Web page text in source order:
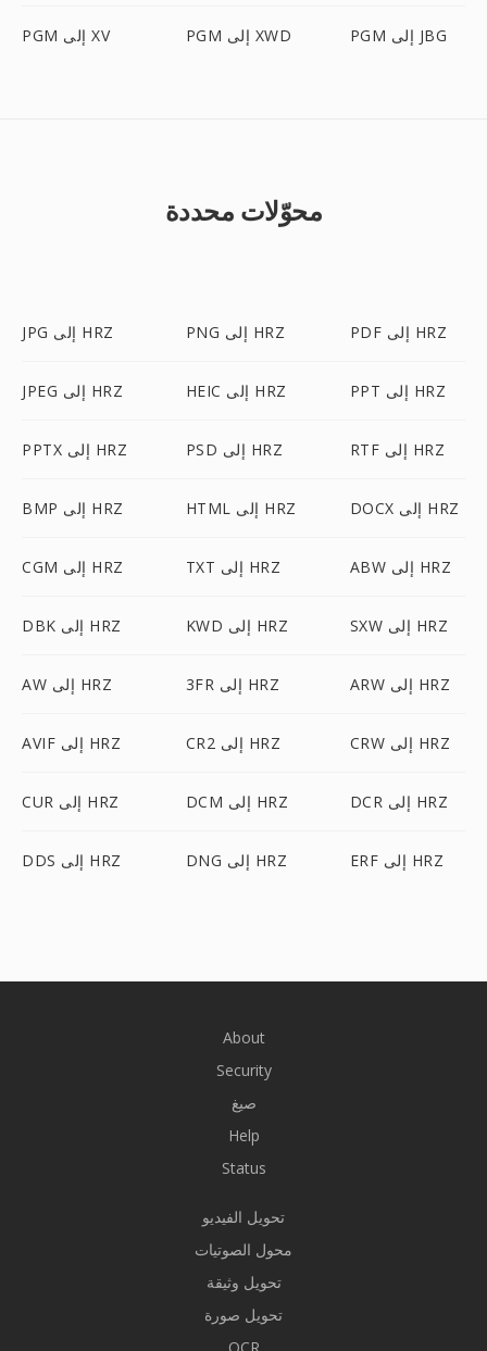
PGM إلى XV PGM إلى XWD PGM إلى JBG
محوّلات محددة
JPG إلى HRZ PNG إلى HRZ PDF إلى HRZ
JPEG إلى HRZ HEIC إلى HRZ PPT إلى HRZ
PPTX إلى HRZ PSD إلى HRZ RTF إلى HRZ
BMP إلى HRZ HTML إلى HRZ DOCX إلى HRZ
CGM إلى HRZ TXT إلى HRZ ABW إلى HRZ
DBK إلى HRZ KWD إلى HRZ SXW إلى HRZ
AW إلى HRZ 3FR إلى HRZ ARW إلى HRZ
AVIF إلى HRZ CR2 إلى HRZ CRW إلى HRZ
CUR إلى HRZ DCM إلى HRZ DCR إلى HRZ
DDS إلى HRZ DNG إلى HRZ ERF إلى HRZ
About
Security
صيغ
Help
Status
تحويل الفيديو
محول الصوتيات
تحويل وثيقة
تحويل صورة